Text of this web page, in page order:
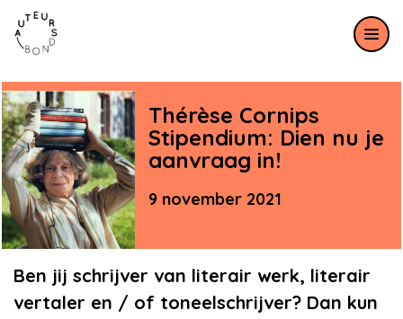
Meteen naar de content
Thérèse Cornips
Stipendium: Dien nu je
aanvraag in!
9 november 2021
Ben jij schrijver van literair werk, literair
vertaler en / of toneelschrijver? Dan kun